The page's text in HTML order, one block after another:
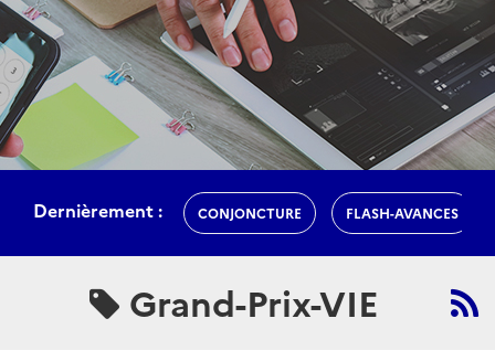
Dernièrement : CONJONCTURE FLASH-AVANCES
Grand-Prix-VIE